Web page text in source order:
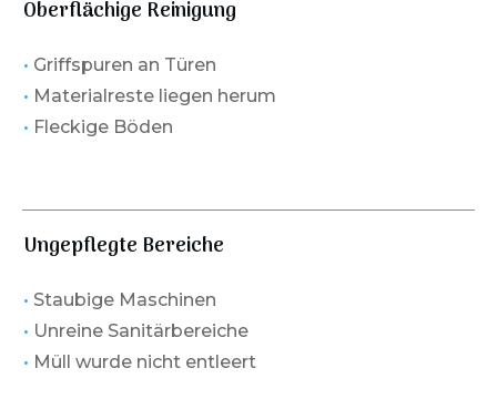
Oberflächige Reinigung
• Griffspuren an Türen
• Materialreste liegen herum
• Fleckige Böden
Ungepflegte Bereiche
• Staubige Maschinen
• Unreine Sanitärbereiche
• Müll wurde nicht entleert